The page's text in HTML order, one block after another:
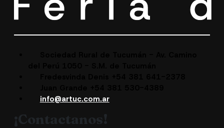
info@artuc.com.ar
¡Contactanos!